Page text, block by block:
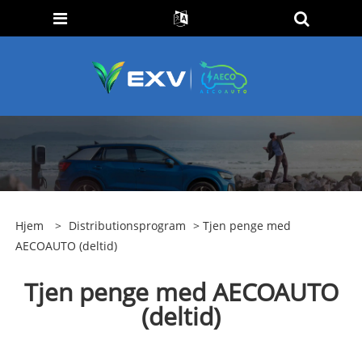
Hjem > Distributionsprogram > Tjen penge med
AECOAUTO (deltid)
Tjen penge med AECOAUTO
(deltid)